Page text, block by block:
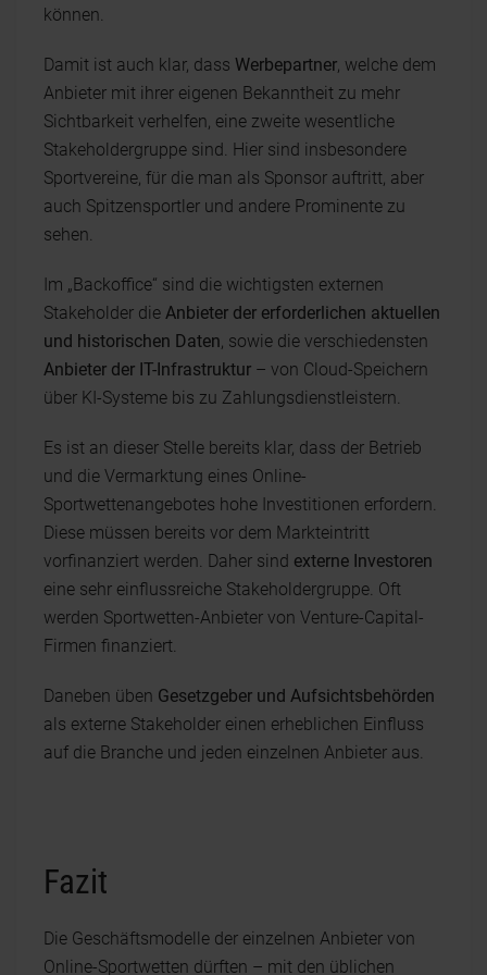
können.
Damit ist auch klar, dass Werbepartner, welche dem
Anbieter mit ihrer eigenen Bekanntheit zu mehr
Sichtbarkeit verhelfen, eine zweite wesentliche
Stakeholdergruppe sind. Hier sind insbesondere
Sportvereine, für die man als Sponsor auftritt, aber
auch Spitzensportler und andere Prominente zu
sehen.
Im „Backoffice“ sind die wichtigsten externen
Stakeholder die Anbieter der erforderlichen aktuellen
und historischen Daten, sowie die verschiedensten
Anbieter der IT-Infrastruktur – von Cloud-Speichern
über KI-Systeme bis zu Zahlungsdienstleistern.
Es ist an dieser Stelle bereits klar, dass der Betrieb
und die Vermarktung eines Online-
Sportwettenangebotes hohe Investitionen erfordern.
Diese müssen bereits vor dem Markteintritt
vorfinanziert werden. Daher sind externe Investoren
eine sehr einflussreiche Stakeholdergruppe. Oft
werden Sportwetten-Anbieter von Venture-Capital-
Firmen finanziert.
Daneben üben Gesetzgeber und Aufsichtsbehörden
als externe Stakeholder einen erheblichen Einfluss
auf die Branche und jeden einzelnen Anbieter aus.
Fazit
Die Geschäftsmodelle der einzelnen Anbieter von
Online-Sportwetten dürften – mit den üblichen